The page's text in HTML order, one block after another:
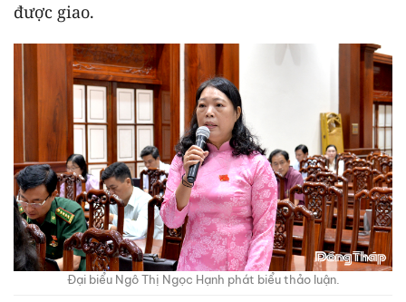
được giao.
Đại biểu Ngô Thị Ngọc Hạnh phát biểu thảo luận.